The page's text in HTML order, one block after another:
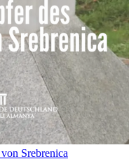
Srebrenica